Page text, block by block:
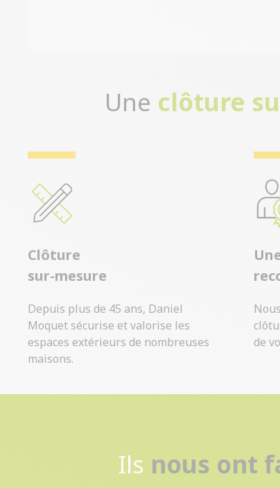
Une clôture
Clôture
sur-mesure
Depuis plus de 45 ans, Daniel
Moquet sécurise et valorise les
espaces extérieurs de nombreuses
maisons.
de
Ils nous ont